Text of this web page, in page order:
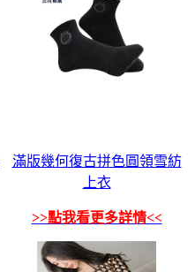
滿版幾何復古拼色圓領雪紡
上衣
>>點我看更多詳情<<